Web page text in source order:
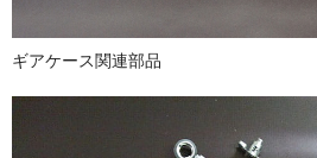
ギアケース関連部品